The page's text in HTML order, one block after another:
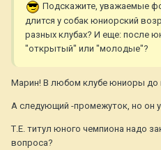
Подскажите, уважаемые
длится у собак юниорский
разных клубах? И еще: после
"открытый" или "молодые"?
Марин! В любом клубе юниоры до
А следующий -промежуток, но он
Т.Е. титул юного чемпиона надо
вопроса?